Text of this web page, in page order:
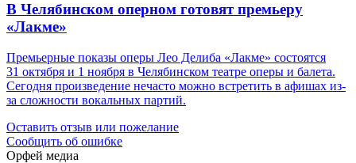
В Челябинском оперном готовят премьеру
«Лакме»
Премьерные показы оперы Лео Делиба «Лакме» состоятся
31 октября и 1 ноября в Челябинском театре оперы и балета.
Сегодня произведение нечасто можно встретить в афишах из-
за сложности вокальных партий.
Оставить отзыв или пожелание
Сообщить об ошибке
Орфей медиа